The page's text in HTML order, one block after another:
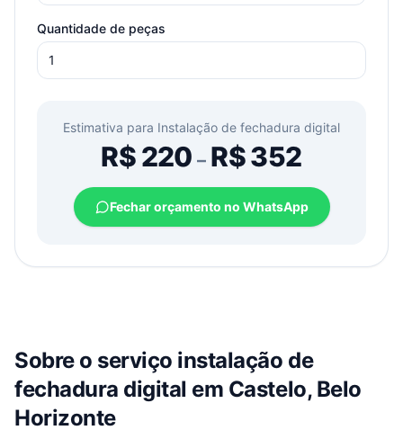
Quantidade de peças
Estimativa para Instalação de fechadura digital
R$220 –R$352
Fechar orçamento no WhatsApp
Sobre o serviço instalação de
fechadura digital em Castelo, Belo
Horizonte